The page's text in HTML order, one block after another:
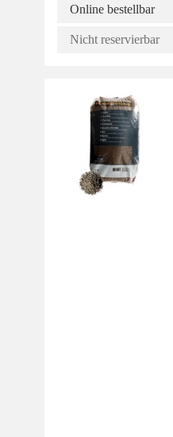
Online bestellbar
Nicht reservierbar